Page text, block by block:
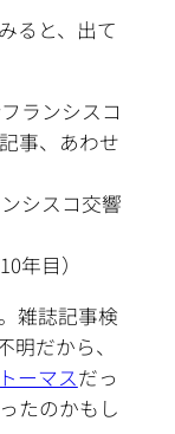
ると、出て
ランシスコ
事、あわせ
シスコ交響
年目）
雑誌記事検
だから、
ーマスだっ
たのかもし